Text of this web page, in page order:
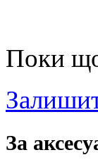
Поки
За